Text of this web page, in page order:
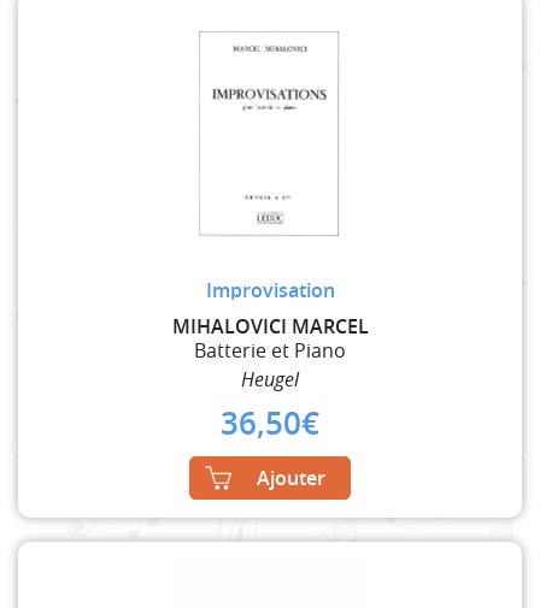
Improvisation
MIHALOVICI MARCEL
Batterie et Piano
Heugel
36,50€
Ajouter